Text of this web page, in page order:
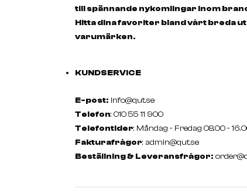
till spännande nykomlingar inom
Hitta dina favoriter bland vårt breda
varumärken.
KUNDSERVICE
E-post: info@qut.se
Telefon: 010 55 11 900
Telefontider: Måndag - Fredag 08.00 -
Fakturafrågor: admin@qut.se
Beställning & Leveransfrågor: